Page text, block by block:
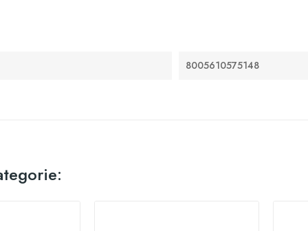
8005610575148